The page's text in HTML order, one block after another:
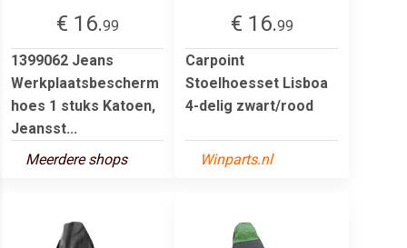
€ 16.99
1399062 Jeans
Werkplaatsbescherm
hoes 1 stuks Katoen,
Jeansst...
Meerdere shops
€ 16.99
Carpoint
Stoelhoesset Lisboa
4-delig zwart/rood
Winparts.nl